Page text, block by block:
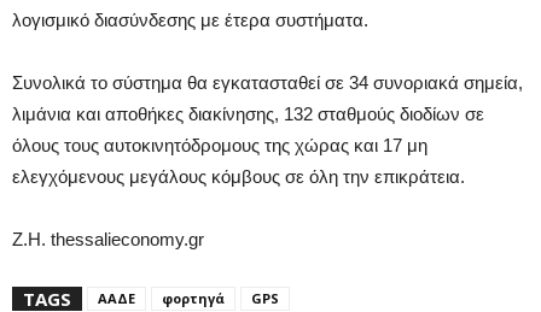
λογισμικό διασύνδεσης με έτερα συστήματα.
Συνολικά το σύστημα θα εγκατασταθεί σε 34 συνοριακά σημεία,
λιμάνια και αποθήκες διακίνησης, 132 σταθμούς διοδίων σε
όλους τους αυτοκινητόδρομους της χώρας και 17 μη
ελεγχόμενους μεγάλους κόμβους σε όλη την επικράτεια.
Ζ.Η. thessalieconomy.gr
TAGS ΑΑΔΕ φορτηγά GPS